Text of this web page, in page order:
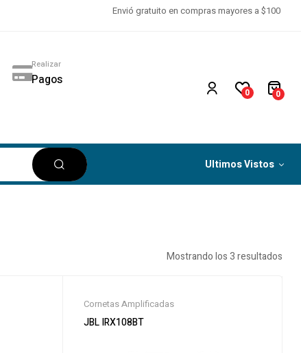
Envió gratuito en compras mayores a $100
Realizar
Pagos
0 0
Ultimos Vistos
Mostrando los 3 resultados
Cornetas Amplificadas
JBL IRX108BT